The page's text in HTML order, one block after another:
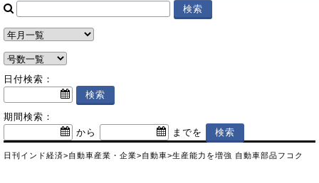
日付検索：
期間検索：
から
までを
日刊インド経済>自動車産業・企業>自動車>生産能力を増強 自動車部品フコク